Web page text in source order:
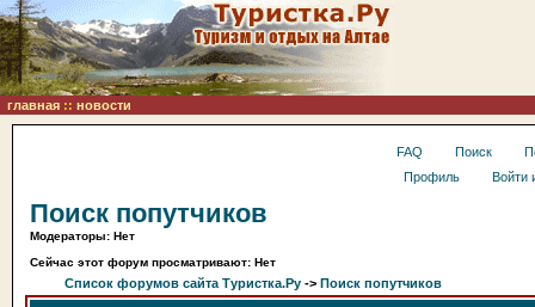
главная :: новости
FAQ Поиск
Профиль
Войти
Поиск попутчиков
Модераторы: Нет
Сейчас этот форум просматривают: Нет
Список форумов сайта Туристка.Ру -> Поиск попутчиков